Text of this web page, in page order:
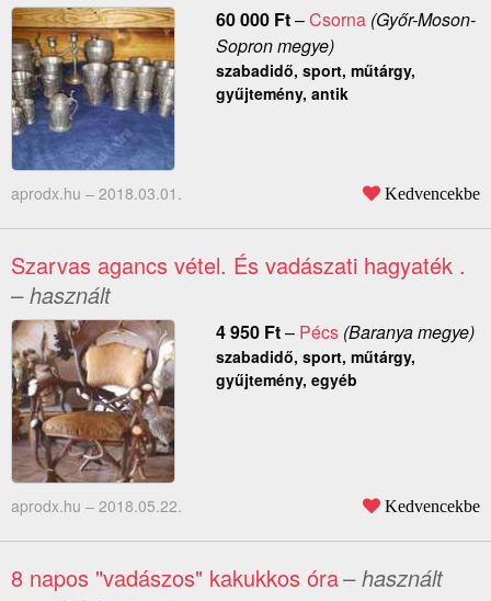
60 000 Ft–Csorna(Győr-Moson-
Sopron megye)
szabadidő, sport, műtárgy,
gyűjtemény, antik
aprodx.hu – 2018.03.01. Kedvencekbe
Szarvas agancs vétel. És vadászati hagyaték .
– használt
4 950 Ft– Pécs(Baranya megye)
szabadidő, sport, műtárgy,
gyűjtemény, egyéb
aprodx.hu – 2018.05.22. Kedvencekbe
8 napos "vadászos" kakukkos óra– használt